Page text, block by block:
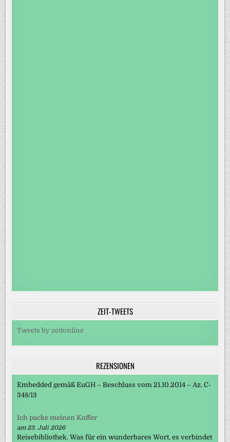
ZEIT-TWEETS
Tweets by zeitonline
REZENSIONEN
Embedded gemäß EuGH – Beschluss vom 21.10.2014 – Az. C-
348/13
Ich packe meinen Koffer
am 23. Juli 2026
Reisebibliothek. Was für ein wunderbares Wort, es verbindet